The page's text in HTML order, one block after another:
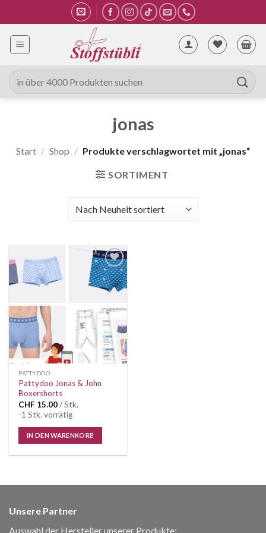
Inhalt
springen
Suche
nach:
jonas
Start / Shop / Produkte verschlagwortet mit „jonas“
SORTIMENT
Auf die
Wunschliste
PATTYDOO
Pattydoo Jonas & John
Boxershorts
CHF 15.00/ Stk.
-1 Stk. vorrätig
IN DEN WARENKORB
Unsere Partner
Auswahl der Hersteller unserer Produkte: